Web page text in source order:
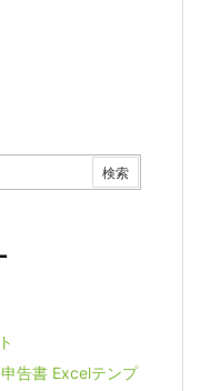
告書 Excelテンプ